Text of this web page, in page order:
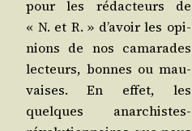
pour les rédac­teurs de
« N. et R. » d’a­voir les opi­
nions de nos cama­rades
lec­teurs, bonnes ou mau­
vaises. En effet, les
quelques anar­chistes-